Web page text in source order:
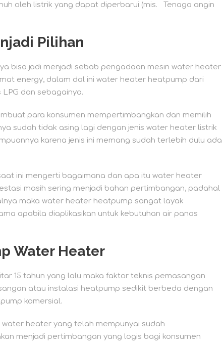
oleh listrik yang dapat diperbarui (mis. Tenaga angin
Pilihan
bisa jadi menjadi sebab pengadaan mesin water heater
energy, dalam dal ini water heater heatpump dari
dan sebagainya.
para konsumen mempertimbangkan dan memilih
sudah tidak asing lagi dengan jenis water heater listrik
karena jenis ini memang sudah terlebih dulu ada
ini mengerti bagaimana dan apa itu water heater
masih sering menjadi bahan pertimbangan, padahal
maka water heater heatpump sangat layak
apabila diaplikasikan untuk kebutuhan air panas
Water Heater
15 tahun yang lalu maka faktor teknis pemasangan
atau instalasi heatpump sedikit berbeda dengan
komersial.
heater yang telah mempunyai sudah
menjadi pertimbangan yang logis bagi konsumen